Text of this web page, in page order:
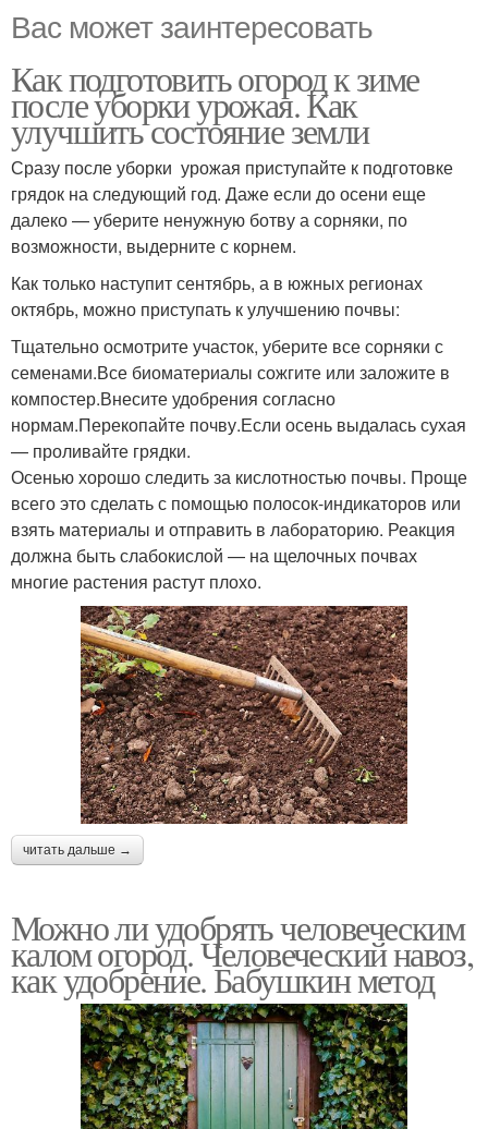
Вас может заинтересовать
Как подготовить огород к зиме
после уборки урожая. Как
улучшить состояние земли
Сразу после уборки урожая приступайте к подготовке
грядок на следующий год. Даже если до осени еще
далеко — уберите ненужную ботву а сорняки, по
возможности, выдерните с корнем.
Как только наступит сентябрь, а в южных регионах
октябрь, можно приступать к улучшению почвы:
Тщательно осмотрите участок, уберите все сорняки с
семенами.Все биоматериалы сожгите или заложите в
компостер.Внесите удобрения согласно
нормам.Перекопайте почву.Если осень выдалась сухая
— проливайте грядки.
Осенью хорошо следить за кислотностью почвы. Проще
всего это сделать с помощью полосок-индикаторов или
взять материалы и отправить в лабораторию. Реакция
должна быть слабокислой — на щелочных почвах
многие растения растут плохо.
читать дальше →
Можно ли удобрять человеческим
калом огород. Человеческий навоз,
как удобрение. Бабушкин метод